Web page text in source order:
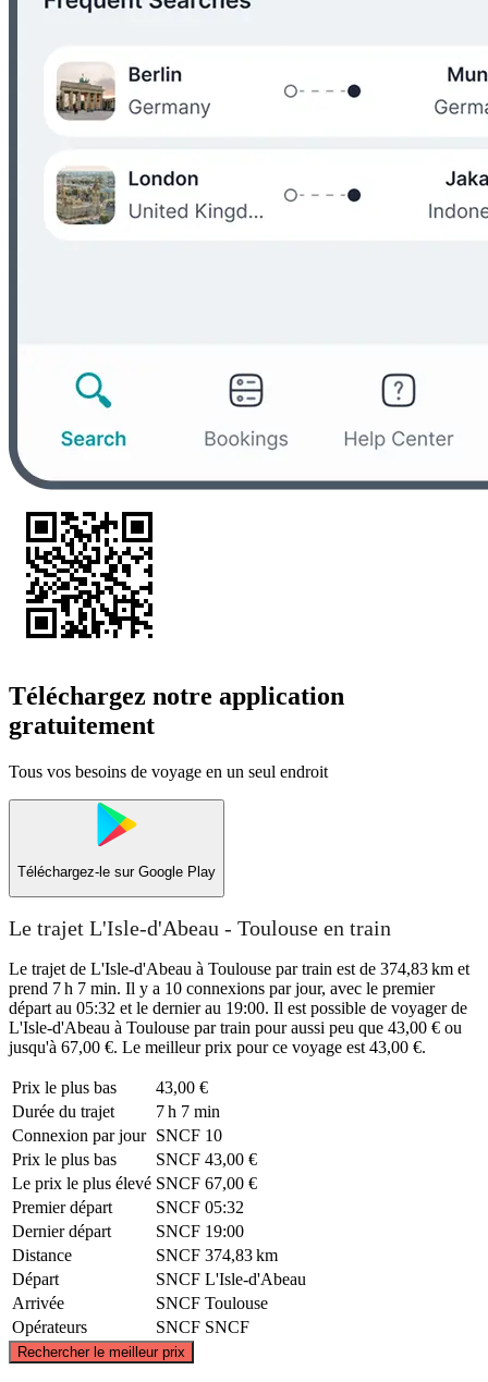
Téléchargez notre application
gratuitement
Tous vos besoins de voyage en un seul endroit
Téléchargez-le sur Google Play
Le trajet L'Isle-d'Abeau - Toulouse en train
Le trajet de L'Isle-d'Abeau à Toulouse par train est de 374,83 km et
prend 7 h 7 min. Il y a 10 connexions par jour, avec le premier
départ au 05:32 et le dernier au 19:00. Il est possible de voyager de
L'Isle-d'Abeau à Toulouse par train pour aussi peu que 43,00 € ou
jusqu'à 67,00 €. Le meilleur prix pour ce voyage est 43,00 €.
Prix ​​le plus bas
43,00 €
Durée du trajet
7 h 7 min
Connexion par jour SNCF 10
Prix ​​le plus bas
SNCF 43,00 €
Le prix le plus élevé SNCF 67,00 €
Premier départ
SNCF 05:32
Dernier départ
SNCF 19:00
Distance
SNCF 374,83 km
Départ
SNCF L'Isle-d'Abeau
Arrivée
SNCF Toulouse
Opérateurs
SNCF SNCF
Rechercher le meilleur prix